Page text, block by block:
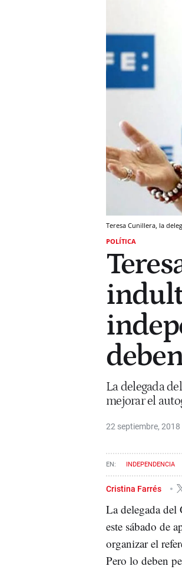
Teresa Cunillera, la
POLÍTICA
La delegada
mejorar el
22 septiembre, 2018
INDEPENDENCIA
Cristina Farrés
La delegada del
este sábado de
organizar el
Pero lo deben